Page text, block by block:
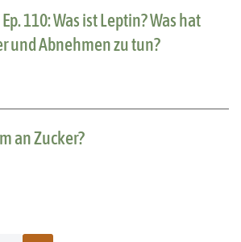
110: Was ist Leptin? Was hat
und Abnehmen zu tun?
an Zucker?